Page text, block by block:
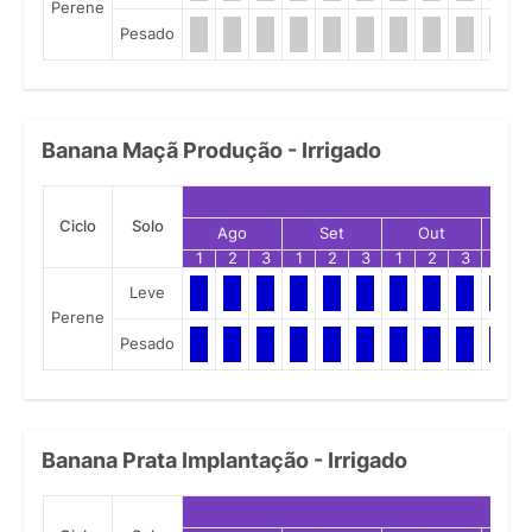
Perene
Pesado
Banana Maçã Produção - Irrigado
Ciclo Solo Ago Set Out
1
2 3 1 2 3 1 2 3
Perene
Leve
Pesado
Banana Prata Implantação - Irrigado